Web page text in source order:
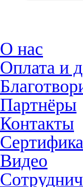
О нас
Оплата и
Партнёры
Контакты
Видео